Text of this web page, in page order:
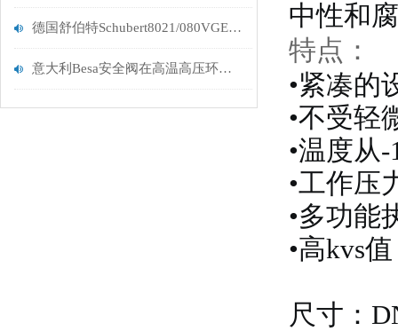
德国舒伯特Schubert8021/080VGE006M--91--ZR阀门特点
意大利Besa安全阀在高温高压环境下的性能表现
中性和
特点：
•紧凑的
•不受轻
•温度从-
•工作压
•多功能
•高kvs值
尺寸：